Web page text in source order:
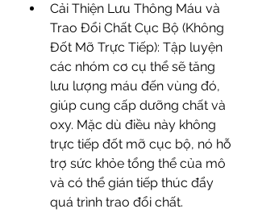
Cải Thiện Lưu Thông Máu và
Trao Đổi Chất Cục Bộ (Không
Đốt Mỡ Trực Tiếp): Tập luyện
các nhóm cơ cụ thể sẽ tăng
lưu lượng máu đến vùng đó,
giúp cung cấp dưỡng chất và
oxy. Mặc dù điều này không
trực tiếp đốt mỡ cục bộ, nó hỗ
trợ sức khỏe tổng thể của mô
và có thể gián tiếp thúc đẩy
quá trình trao đổi chất.